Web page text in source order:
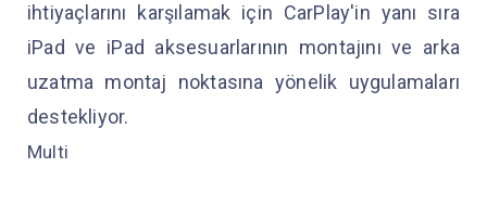
ihtiyaçlarını karşılamak için CarPlay'in yanı sıra
iPad ve iPad aksesuarlarının montajını ve arka
uzatma montaj noktasına yönelik uygulamaları
destekliyor.
Multi